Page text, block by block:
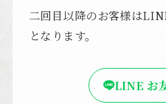
二回目以降のお客様は
となります。
LINE お